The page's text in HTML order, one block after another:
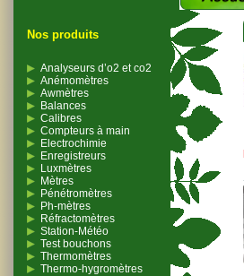
Nos produits
Analyseurs d’o2 et co2
Anémomètres
Awmètres
Balances
Calibres
Compteurs à main
Electrochimie
Enregistreurs
Luxmètres
Mètres
Pénétromètres
Ph-mètres
Réfractomètres
Station-Météo
Test bouchons
Thermomètres
Thermo-hygromètres